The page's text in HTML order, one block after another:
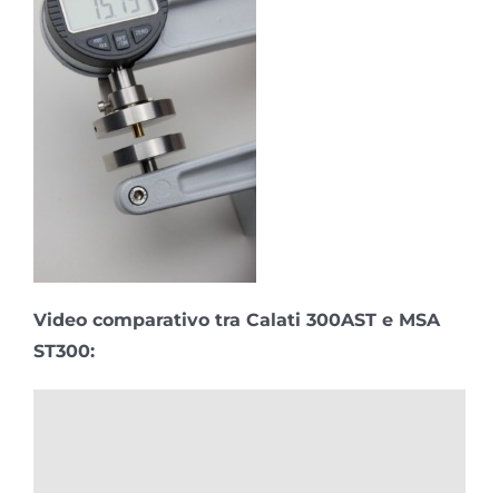
Video comparativo tra Calati 300AST e MSA
ST300: